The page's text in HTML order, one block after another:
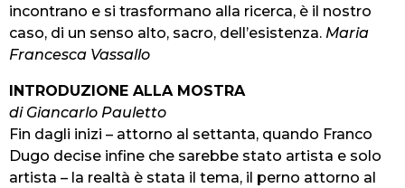
incontrano e si trasformano alla ricerca, è il nostro
caso, di un senso alto, sacro, dell’esistenza. Maria
Francesca Vassallo
INTRODUZIONE ALLA MOSTRA
di Giancarlo Pauletto
Fin dagli inizi – attorno al settanta, quando Franco
Dugo decise infine che sarebbe stato artista e solo
artista – la realtà è stata il tema, il perno attorno al